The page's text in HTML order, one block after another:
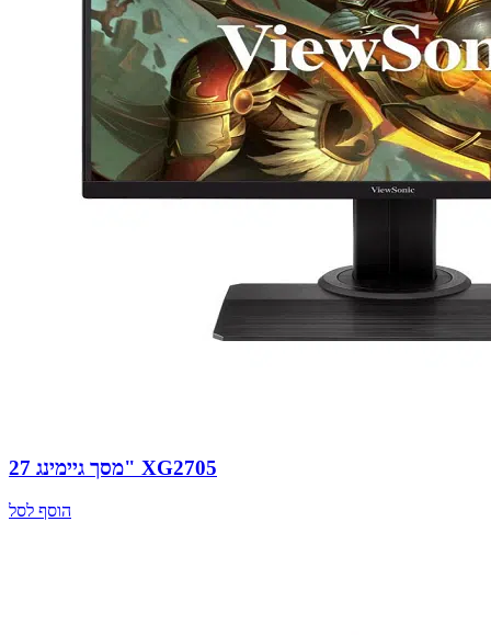
מסך גיימינג 27" XG2705
הוסף לסל